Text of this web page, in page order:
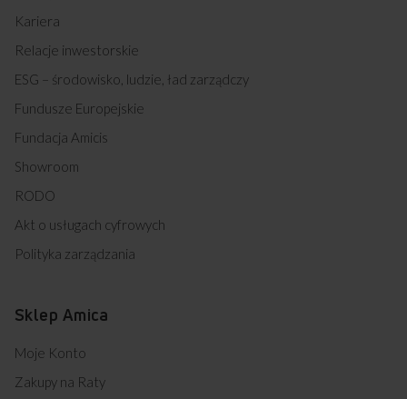
Kariera
Relacje inwestorskie
ESG – środowisko, ludzie, ład zarządczy
Fundusze Europejskie
Fundacja Amicis
Showroom
RODO
Akt o usługach cyfrowych
Polityka zarządzania
Sklep Amica
Moje Konto
Zakupy na Raty